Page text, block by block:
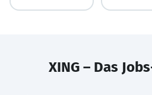
XING – Das